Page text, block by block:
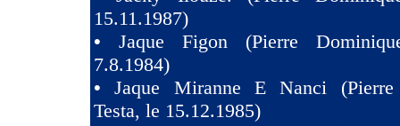
15.11.1987)
• Jaque Figon (Pierre
7.8.1984)
•Jaque Miranne E Nanci (Pierre
Testa, le 15.12.1985)